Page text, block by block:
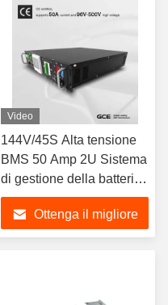
Video
144V/45S Alta tensione
BMS 50 Amp 2U Sistema
di gestione della batteria
per lo stoccaggio
dell'energia
Ottenga il migliore